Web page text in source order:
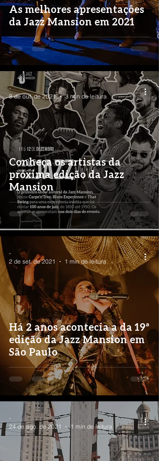
As melhores apresentações
da Jazz Mansion em 2021
Conheça os artistas da
próxima edição da Jazz
Mansion
-
8 de out. de 2021
3 min de leitura
Há 2 anos acontecia a da 19ª
edição da Jazz Mansion em
São Paulo
-
2 de set. de 2021
1 min de leitura
-
24 de ago. de 2021
1 min de leitura